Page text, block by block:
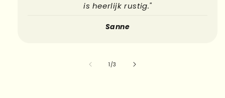
is heerlijk rustig."
Sanne
1 /su
3